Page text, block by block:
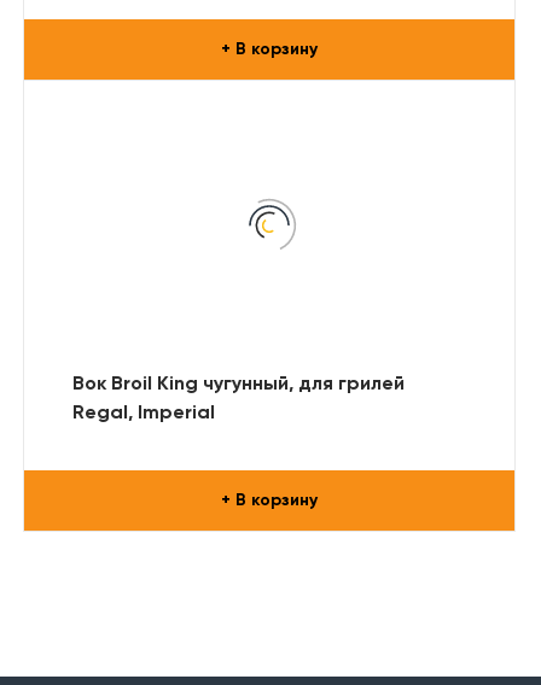
+ В корзину
Вок Broil King чугунный, для грилей
Regal, Imperial
+ В корзину